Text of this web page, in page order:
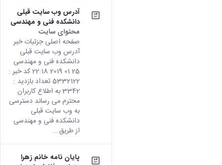
آدرس وب سایت قبلی
دانشکده فنی و مهندسی
محتوای سایت
صفحه اصلی جزئیات خبر
آدرس وب سایت قبلی
دانشکده فنی و مهندسی
25 01 2019 22:18 کد خبر :
5332122 تعداد بازدید :
3342 به اطلاع کاربران
محترم می رساند دسترسی
به وب سایت قبلی
دانشکده فنی و مهندسی
از طریق...
پایان نامه خانم زهرا